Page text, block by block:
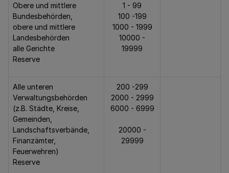
Obere und mittlere
Bundesbehörden,
obere und mittlere
Landesbehörden
alle Gerichte
Reserve
1 - 99
100 -199
1000 - 1999
10000 -
19999
Alle unteren
Verwaltungsbehörden
(z.B. Städte, Kreise,
Gemeinden,
Landschaftsverbände,
Finanzämter,
Feuerwehren)
Reserve
200 -299
2000 - 2999
6000 - 6999
20000 -
29999